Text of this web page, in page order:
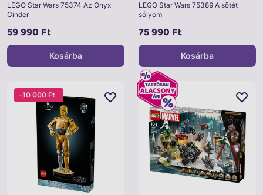
LEGO Star Wars 75374 Az Onyx
Cinder
59 990 Ft
Kosárba
LEGO Star Wars 75389 A sötét
sólyom
75 990 Ft
Kosárba
-10 000 Ft